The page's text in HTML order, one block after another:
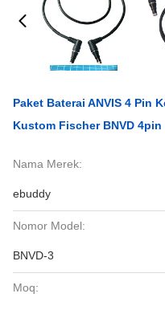
Paket Baterai ANVIS 4 Pin
Kustom Fischer BNVD 4pin
Nama Merek:
ebuddy
Nomor Model:
BNVD-3
Moq: